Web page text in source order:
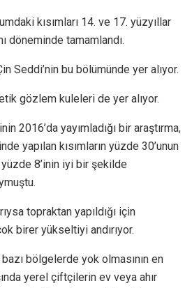
kısımları 14. ve 17. yüzyıllar
döneminde tamamlandı.
Seddi’nin bu bölümünde yer alıyor.
gözlem kuleleri de yer alıyor.
2016’da yayımladığı bir araştırma,
yapılan kısımların yüzde 30’unun
8’inin iyi bir şekilde
topraktan yapıldığı için
birer yükseltiyi andırıyor.
bölgelerde yok olmasının en
yerel çiftçilerin ev veya ahır